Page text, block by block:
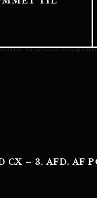
CX – 3. AFD. AF